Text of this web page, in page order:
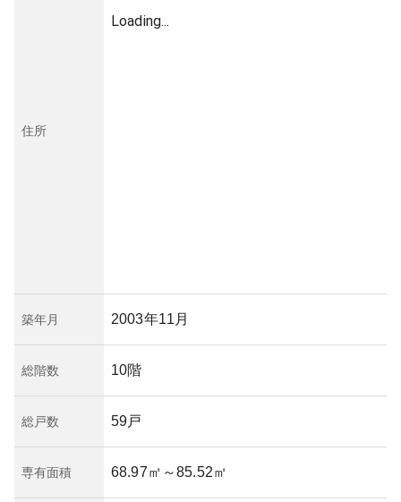
住所
Loading...
築年月 2003年11月
総階数 10階
総戸数 59戸
専有面積 68.97㎡ ～85.52㎡